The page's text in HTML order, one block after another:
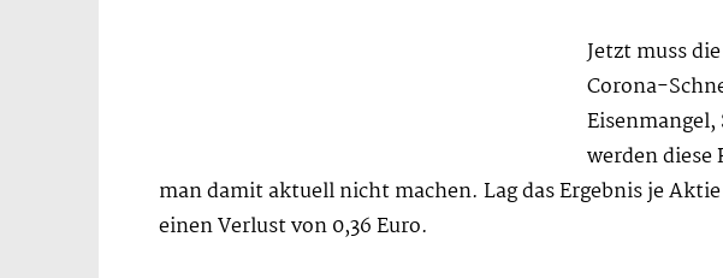
Jetzt muss
Corona-
werden diese
man damit aktuell nicht machen. Lag das Ergebnis je
einen Verlust von 0,36 Euro.